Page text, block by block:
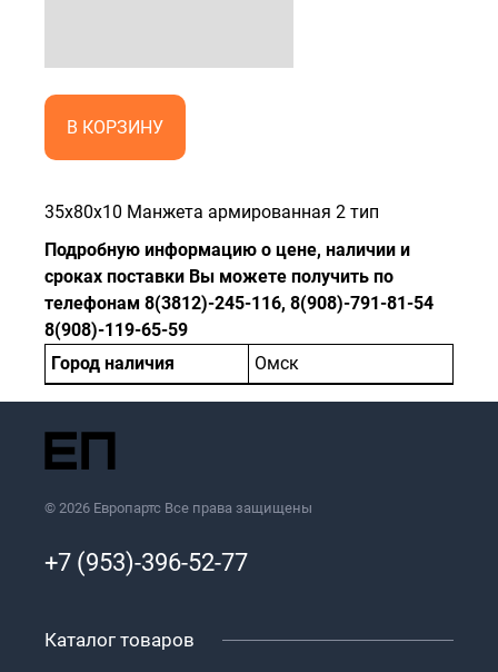
В КОРЗИНУ
35x80x10 Манжета армированная 2 тип
Подробную информацию о цене, наличии и
сроках поставки Вы можете получить по
телефонам 8(3812)-245-116, 8(908)-791-81-54
8(908)-119-65-59
Город наличия
Омск
© 2026 Европартс Все права защищены
+7 (953)-396-52-77
Каталог товаров